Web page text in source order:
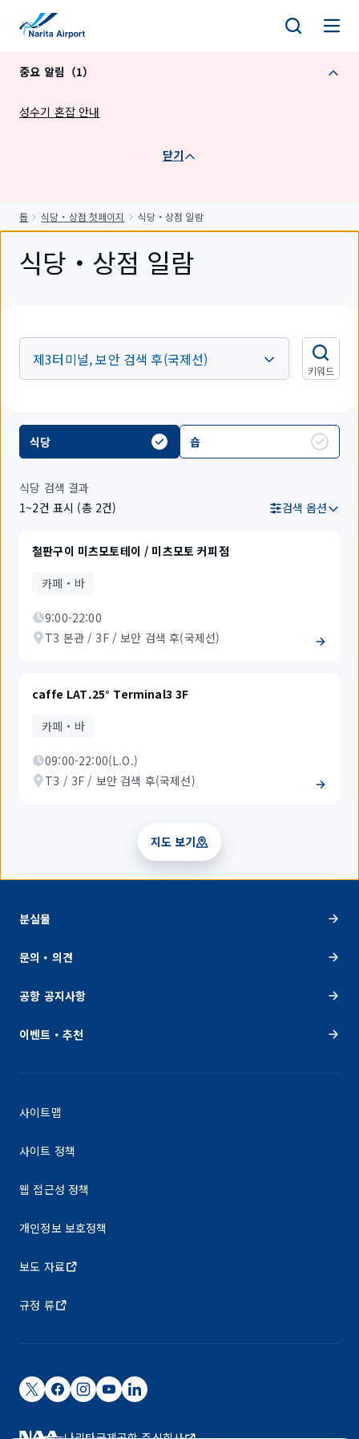
중요 알림（1）
성수기 혼잡 안내
닫기
톱 식당・상점 첫페이지 식당・상점 일람
식당・상점 일람
제3터미널, 보안 검색 후(국제선)
키워드
식당 숍
식당 검색 결과
1~2건 표시 (총 2건)
검색 옵션
철판구이 미츠모토테이 / 미츠모토 커피점
카페・바
9:00-22:00
T3 본관 / 3F / 보안 검색 후(국제선)
caffe LAT.25° Terminal3 3F
카페・바
09:00-22:00(L.O.)
T3 / 3F / 보안 검색 후(국제선)
지도 보기
분실물
문의・의견
공항 공지사항
이벤트・추천
사이트맵
사이트 정책
웹 접근성 정책
개인정보 보호정책
보도 자료
규정 류